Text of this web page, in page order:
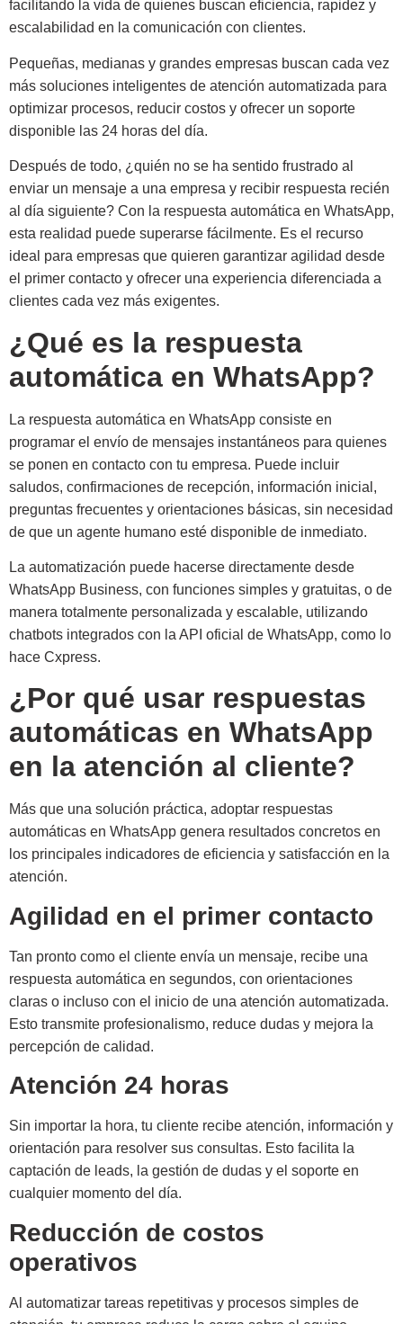
facilitando la vida de quienes buscan eficiencia, rapidez y
escalabilidad en la comunicación con clientes.
Pequeñas, medianas y grandes empresas buscan cada vez
más soluciones inteligentes de atención automatizada para
optimizar procesos, reducir costos y ofrecer un soporte
disponible las 24 horas del día.
Después de todo, ¿quién no se ha sentido frustrado al
enviar un mensaje a una empresa y recibir respuesta recién
al día siguiente? Con la respuesta automática en WhatsApp,
esta realidad puede superarse fácilmente. Es el recurso
ideal para empresas que quieren garantizar agilidad desde
el primer contacto y ofrecer una experiencia diferenciada a
clientes cada vez más exigentes.
¿Qué es la respuesta
automática en WhatsApp?
La respuesta automática en WhatsApp consiste en
programar el envío de mensajes instantáneos para quienes
se ponen en contacto con tu empresa. Puede incluir
saludos, confirmaciones de recepción, información inicial,
preguntas frecuentes y orientaciones básicas, sin necesidad
de que un agente humano esté disponible de inmediato.
La automatización puede hacerse directamente desde
WhatsApp Business, con funciones simples y gratuitas, o de
manera totalmente personalizada y escalable, utilizando
chatbots integrados con la API oficial de WhatsApp, como lo
hace Cxpress.
¿Por qué usar respuestas
automáticas en WhatsApp
en la atención al cliente?
Más que una solución práctica, adoptar respuestas
automáticas en WhatsApp genera resultados concretos en
los principales indicadores de eficiencia y satisfacción en la
atención.
Agilidad en el primer contacto
Tan pronto como el cliente envía un mensaje, recibe una
respuesta automática en segundos, con orientaciones
claras o incluso con el inicio de una atención automatizada.
Esto transmite profesionalismo, reduce dudas y mejora la
percepción de calidad.
Atención 24 horas
Sin importar la hora, tu cliente recibe atención, información y
orientación para resolver sus consultas. Esto facilita la
captación de leads, la gestión de dudas y el soporte en
cualquier momento del día.
Reducción de costos
operativos
Al automatizar tareas repetitivas y procesos simples de